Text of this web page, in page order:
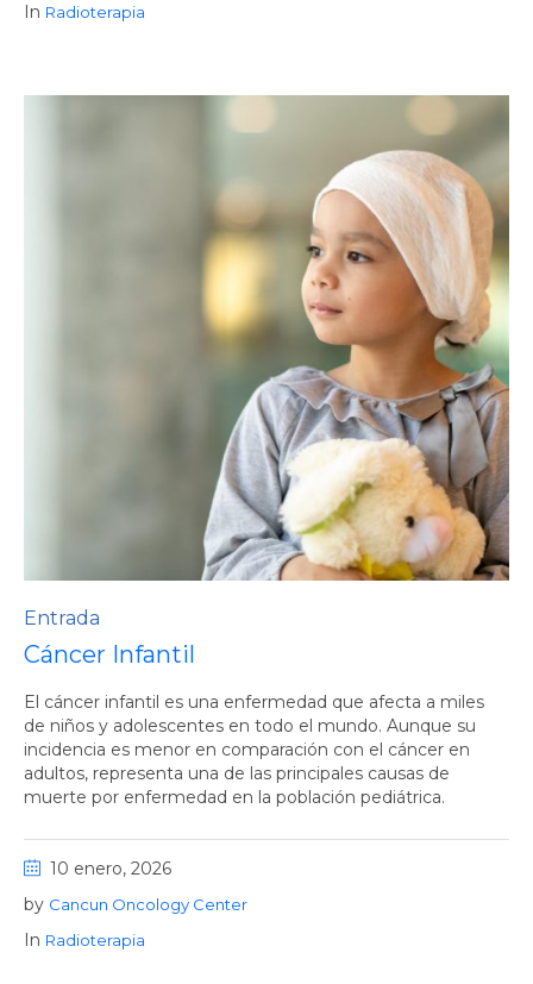
In Radioterapia
Entrada
Cáncer Infantil
El cáncer infantil es una enfermedad que afecta a miles
de niños y adolescentes en todo el mundo. Aunque su
incidencia es menor en comparación con el cáncer en
adultos, representa una de las principales causas de
muerte por enfermedad en la población pediátrica.
10 enero, 2026
by Cancun Oncology Center
In Radioterapia